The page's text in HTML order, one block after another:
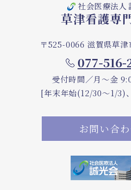
社会医療法人
草津看護専
〒525-0066 滋賀県草
077-516-
受付時間／月～金
[年末年始(12/30～1/3)
お問い合